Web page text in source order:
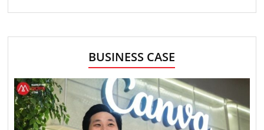
BUSINESS CASE